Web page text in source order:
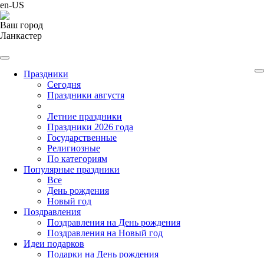
en-US
Ваш город
Ланкастер
Праздники
Cегодня
Праздники августя
Летние праздники
Праздники 2026 года
Государственные
Религиозные
По категориям
Популярные праздники
Все
День рождения
Новый год
Поздравления
Поздравления на День рождения
Поздравления на Новый год
Идеи подарков
Подарки на День рождения